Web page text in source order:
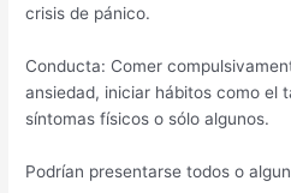
crisis de pánico.
Conducta: Comer
ansiedad, iniciar hábitos como el
síntomas físicos o sólo algunos.
Podrían presentarse todos o